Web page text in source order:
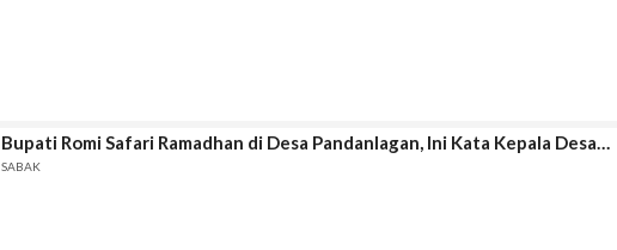
Bupati Romi Safari Ramadhan di Desa Pandanlagan, Ini Kata Kepala Desa…
SABAK